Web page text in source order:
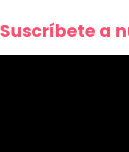
Suscríbete a